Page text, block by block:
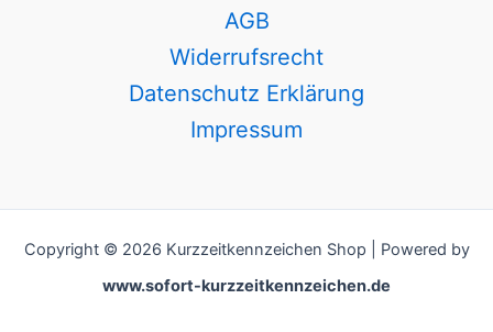
AGB
Widerrufsrecht
Datenschutz Erklärung
Impressum
Copyright © 2026 Kurzzeitkennzeichen Shop | Powered by
www.sofort-kurzzeitkennzeichen.de